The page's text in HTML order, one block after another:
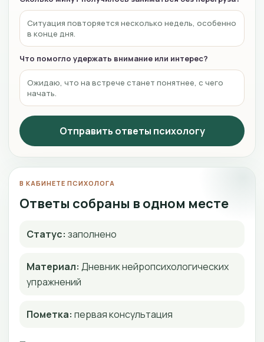
Ситуация повторяется несколько недель, особенно
в конце дня.
Что помогло удержать внимание или интерес?
Ожидаю, что на встрече станет понятнее, с чего
начать.
Отправить ответы психологу
В КАБИНЕТЕ ПСИХОЛОГА
Ответы собраны в одном месте
Статус: заполнено
Материал: Дневник нейропсихологических
упражнений
Пометка: первая консультация